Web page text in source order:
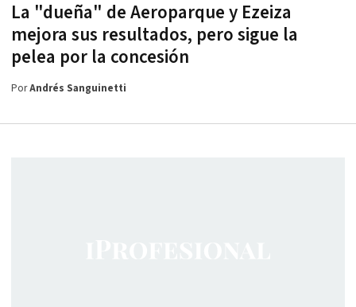
La "dueña" de Aeroparque y Ezeiza
mejora sus resultados, pero sigue la
pelea por la concesión
PorAndrés Sanguinetti